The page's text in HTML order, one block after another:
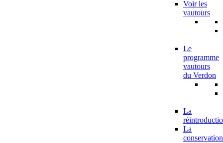
Voir les
vautours
Le
programme
vautours
du Verdon
La
La
conservation